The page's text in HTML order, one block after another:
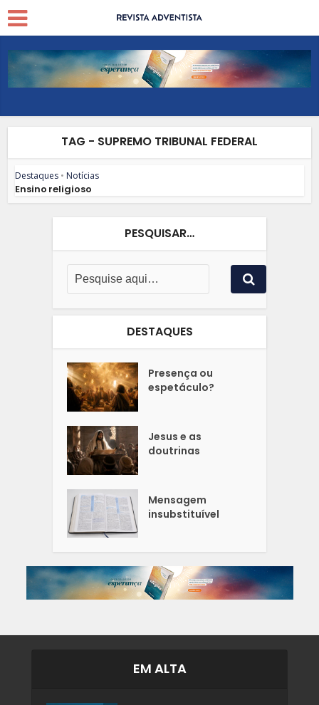
TAG - SUPREMO TRIBUNAL FEDERAL
Destaques • Notícias
Ensino religioso
PESQUISAR…
DESTAQUES
Presença ou
espetáculo?
Jesus e as
doutrinas
Mensagem
insubstituível
EM ALTA